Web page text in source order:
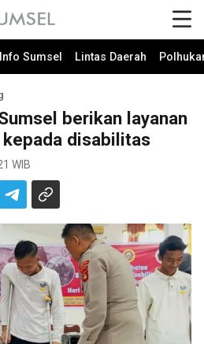
Info Sumsel Lintas Daerah
berikan layanan
disabilitas
WIB